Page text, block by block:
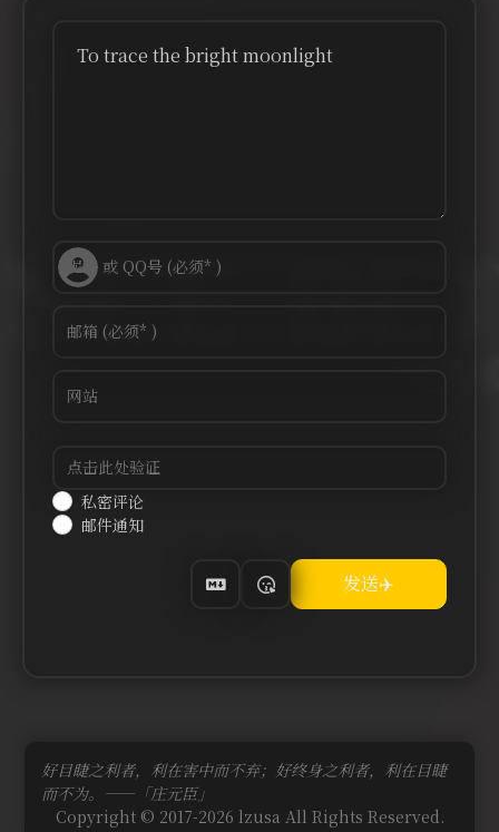
To trace the bright moonlight
私密评论
邮件通知
好目睫之利者，利在害中而不弃；好终身之利者，利在目睫
而不为。——「庄元臣」
Copyright © 2017-2026 lzusa All Rights Reserved.